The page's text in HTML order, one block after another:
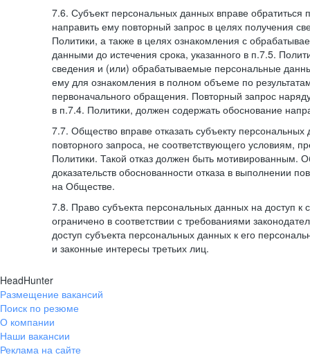
7.6. Субъект персональных данных вправе обратиться
направить ему повторный запрос в целях получения
Политики, а также в целях ознакомления с
данными до истечения срока, указанного в п.7.5.
сведения и (или) обрабатываемые персональные
ему для ознакомления в полном объеме по
первоначального обращения. Повторный запрос
в п.7.4. Политики, должен содержать обоснование
7.7. Общество вправе отказать субъекту
повторного запроса, не соответствующего условиям,
Политики. Такой отказ должен быть мотивированным.
доказательств обоснованности отказа в выполнении
на Обществе.
7.8. Право субъекта персональных данных на доступ
ограничено в соответствии с требованиями
доступ субъекта персональных данных к его
и законные интересы третьих лиц.
HeadHunter
Размещение вакансий
Поиск по резюме
О компании
Наши вакансии
Реклама на сайте